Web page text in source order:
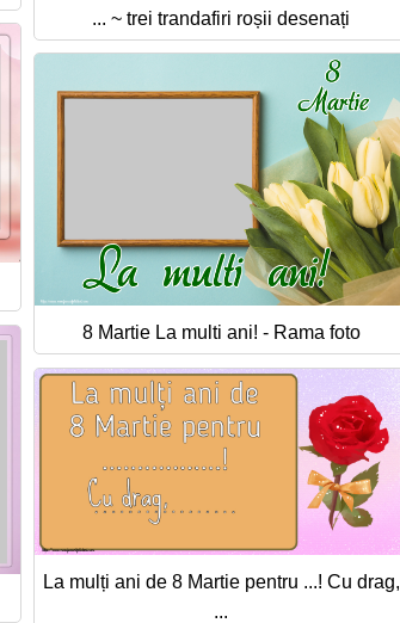
... ~ trei trandafiri roșii desenați
8 Martie La multi ani! - Rama foto
La mulți ani de 8 Martie pentru ...! Cu drag,
...